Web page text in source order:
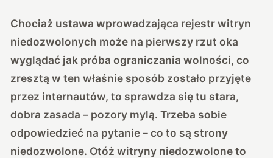
Chociaż ustawa wprowadzająca rejestr witryn
niedozwolonych może na pierwszy rzut oka
wyglądać jak próba ograniczania wolności, co
zresztą w ten właśnie sposób zostało przyjęte
przez internautów, to sprawdza się tu stara,
dobra zasada – pozory mylą. Trzeba sobie
odpowiedzieć na pytanie – co to są strony
niedozwolone. Otóż witryny niedozwolone to